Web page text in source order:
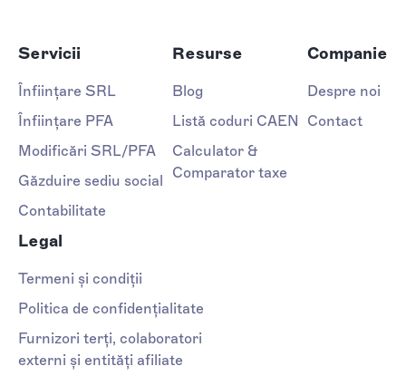
Servicii
Înființare SRL
Înființare PFA
Modificări SRL/PFA
Găzduire sediu social
Contabilitate
Resurse
Blog
Listă coduri CAEN
Calculator &
Comparator taxe
Companie
Despre noi
Contact
Legal
Termeni și condiții
Politica de confidențialitate
Furnizori terți, colaboratori
externi și entități afiliate